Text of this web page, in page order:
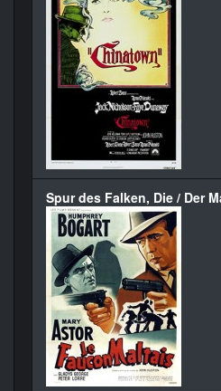
Spur des Falken, Die / Der